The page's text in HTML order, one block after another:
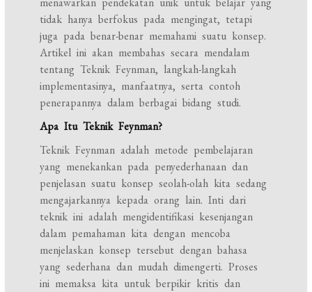
tidak hanya berfokus pada mengingat, tetapi
juga pada benar-benar memahami suatu konsep.
Artikel ini akan membahas secara mendalam
tentang Teknik Feynman, langkah-langkah
implementasinya, manfaatnya, serta contoh
penerapannya dalam berbagai bidang studi.
Apa Itu Teknik Feynman?
Teknik Feynman adalah metode pembelajaran
yang menekankan pada penyederhanaan dan
penjelasan suatu konsep seolah-olah kita sedang
mengajarkannya kepada orang lain. Inti dari
teknik ini adalah mengidentifikasi kesenjangan
dalam pemahaman kita dengan mencoba
menjelaskan konsep tersebut dengan bahasa
yang sederhana dan mudah dimengerti. Proses
ini memaksa kita untuk berpikir kritis dan